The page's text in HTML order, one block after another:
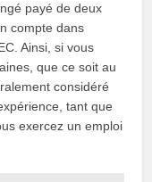
payé de deux
compte dans
Ainsi, si vous
que ce soit au
considéré
tant que
exercez un emploi